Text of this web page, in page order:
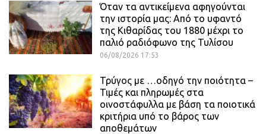
Όταν τα αντικείμενα αφηγούνται
την ιστορία μας: Από το υφαντό
της Κιθαρίδας του 1880 μέχρι το
παλιό ραδιόφωνο της Τυλίσου
06/08/2026 17:53
Τρύγος με …οδηγό την ποιότητα –
Τιμές και πληρωμές στα
οινοστάφυλλα με βάση τα ποιοτικά
κριτήρια υπό το βάρος των
αποθεμάτων